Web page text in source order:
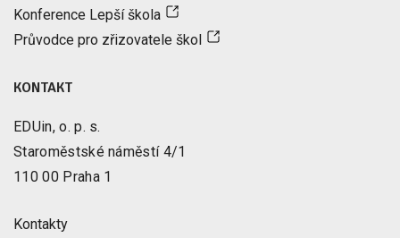
Konference Lepší škola
Průvodce pro zřizovatele škol
KONTAKT
EDUin, o. p. s.
Staroměstské náměstí 4/1
110 00 Praha 1
Kontakty